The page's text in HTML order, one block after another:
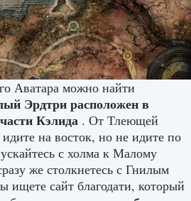
«Интер» в EA FC 25
2 064 0 1
Аватара можно найти
Эрдтри расположен в
Кэлида . От Тлеющей
на восток, но не идите по
с холма к Малому
же столкнетесь с Гнилым
ищете сайт благодати, который